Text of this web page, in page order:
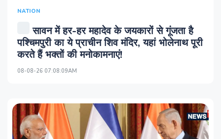
NATION
सावन में हर-हर महादेव के जयकारों से गूंजता है
पश्चिमपुरी का ये प्राचीन शिव मंदिर, यहां भोलेनाथ पूरी
करते हैं भक्तों की मनोकामनाएं!
08-08-26 07:08:09AM